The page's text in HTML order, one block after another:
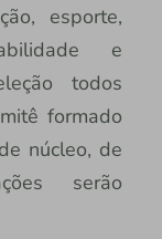
esporte,
e
todos
formado
núcleo, de
serão